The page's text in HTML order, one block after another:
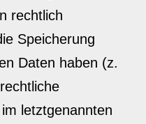
rechtlich
Speicherung
Daten haben (z.
letztgenannten